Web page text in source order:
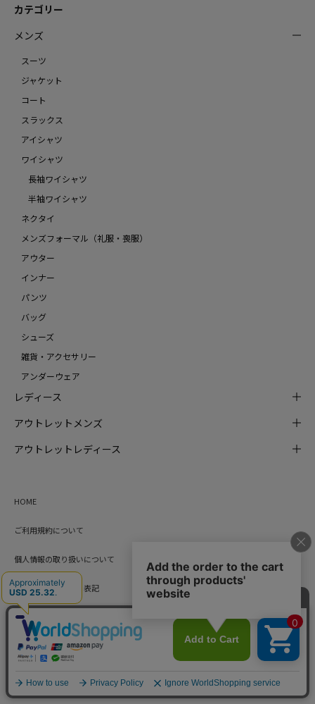
カテゴリー
メンズ
スーツ
ジャケット
コート
スラックス
アイシャツ
ワイシャツ
長袖ワイシャツ
半袖ワイシャツ
ネクタイ
メンズフォーマル（礼服・喪服）
アウター
インナー
パンツ
バッグ
シューズ
雑貨・アクセサリー
アンダーウェア
レディース
アウトレットメンズ
アウトレットレディース
HOME
ご利用規約について
個人情報の取り扱いについて
特定商取引に基づく表記
会社概要
カード会員（情報変更/ポイント照会）